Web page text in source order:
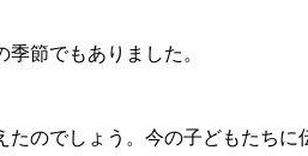
節でもありました。
たのでしょう。今の子どもたち